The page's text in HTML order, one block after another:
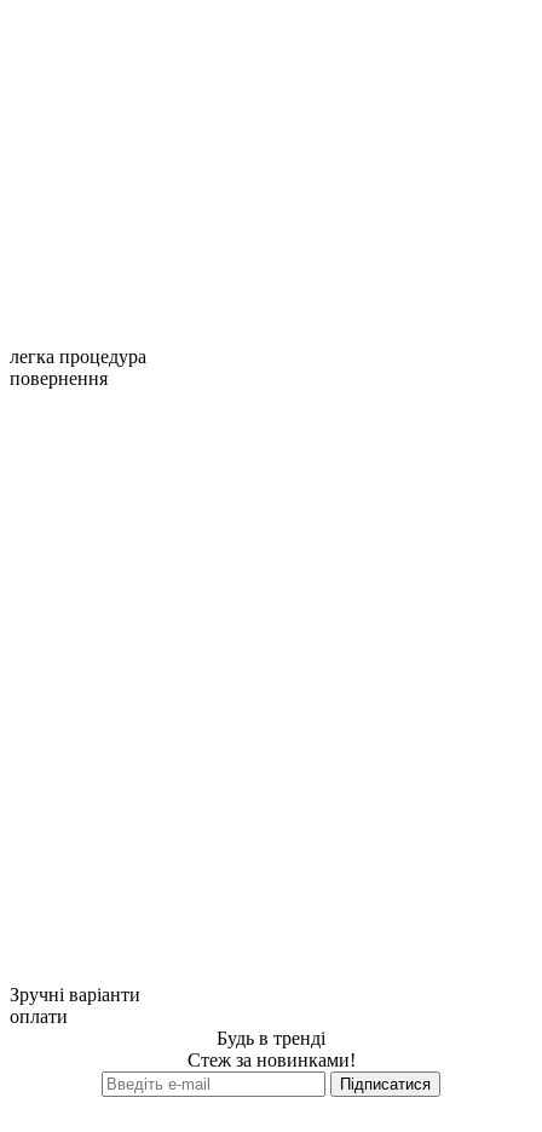
легка процедура
повернення
Зручні варіанти
оплати
Будь в тренді
Стеж за новинками!